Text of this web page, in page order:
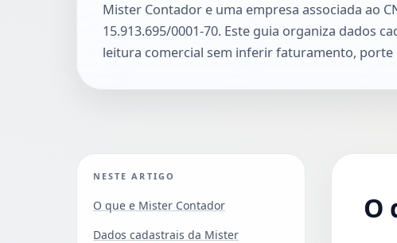
Mister Contador e uma empresa associada ao
15.913.695/0001-70. Este guia organiza dados
leitura comercial sem inferir faturamento, porte
NESTE ARTIGO
O que e Mister Contador
Dados cadastrais da Mister
O